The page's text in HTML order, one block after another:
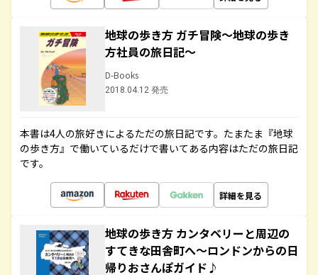
地球の歩き方 ガチ冒険～地球の歩き
方社員の旅日記～
D-Books
2018.04.12 発売
本書は4人の旅好きによるただの旅日記です。たまたま『地球
の歩き方』で働いているだけで書いてある内容はただの旅日記
です。
詳細を見る
地球の歩き方 カンタベリーと周辺の
すてきな田舎町へ～ロンドンからの日
帰りおさんぽガイド♪